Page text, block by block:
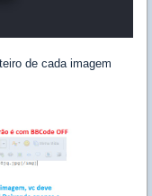
de cada imagem